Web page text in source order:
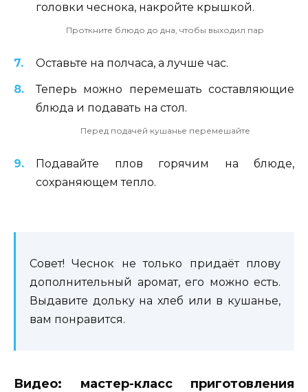
головки чеснока, накройте крышкой.
Проткните блюдо до дна, чтобы выходил пар
Оставьте на полчаса, а лучше час.
Теперь можно перемешать составляющие
блюда и подавать на стол.
Перед подачей кушанье перемешайте
Подавайте плов горячим на блюде,
сохраняющем тепло.
Совет! Чеснок не только придаёт плову
дополнительный аромат, его можно есть.
Выдавите дольку на хлеб или в кушанье,
вам понравится.
Видео: мастер-класс приготовления